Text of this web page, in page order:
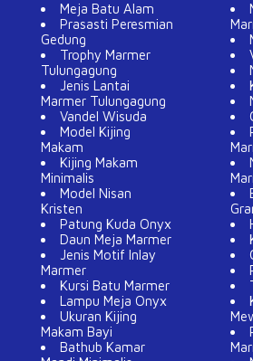
Meja Batu Alam
Prasasti Peresmian
Gedung
Trophy Marmer
Tulungagung
Jenis Lantai
Marmer Tulungagung
Vandel Wisuda
Model Kijing
Makam
Kijing Makam
Minimalis
Model Nisan
Kristen
Patung Kuda Onyx
Daun Meja Marmer
Jenis Motif Inlay
Marmer
Kursi Batu Marmer
Lampu Meja Onyx
Ukuran Kijing
Makam Bayi
Bathub Kamar